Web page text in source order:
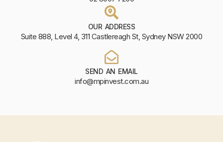
OUR ADDRESS
Suite 888, Level 4, 311 Castlereagh St, Sydney NSW 2000
SEND AN EMAIL
info@mpinvest.com.au